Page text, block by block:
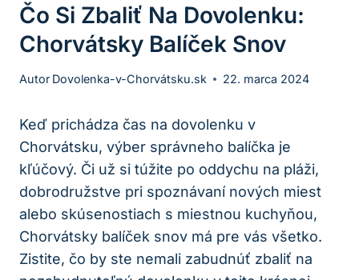
Čo Si Zbaliť Na Dovolenku:
Chorvátsky Balíček Snov
Autor Dovolenka-v-Chorvátsku.sk 22. marca 2024
Keď prichádza čas na dovolenku v
Chorvátsku, výber správneho balíčka je
kľúčový. Či už si túžite po oddychu na pláži,
dobrodružstve pri spoznávaní nových miest
alebo skúsenostiach s miestnou kuchyňou,
Chorvátsky balíček snov má pre vás všetko.
Zistite, čo by ste nemali zabudnúť zbaliť na